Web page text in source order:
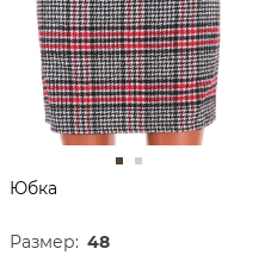
Юбка
Размер: 48